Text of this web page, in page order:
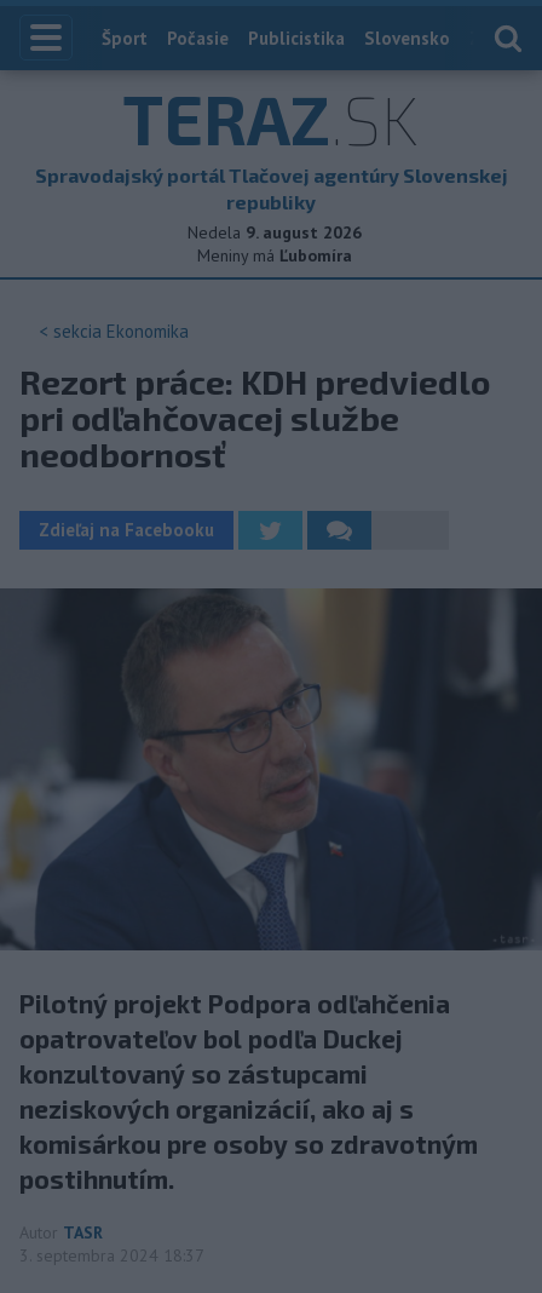
Index
Šport Počasie Publicistika Slovensko
TERAZ.SK
Spravodajský portál Tlačovej agentúry Slovenskej
republiky
Nedela 9. august 2026
Meniny má Ľubomíra
< sekcia Ekonomika
Rezort práce: KDH predviedlo
pri odľahčovacej službe
neodbornosť
Zdieľaj na Facebooku
Pilotný projekt Podpora odľahčenia
opatrovateľov bol podľa Duckej
konzultovaný so zástupcami
neziskových organizácií, ako aj s
komisárkou pre osoby so zdravotným
postihnutím.
Autor TASR
3. septembra 2024 18:37